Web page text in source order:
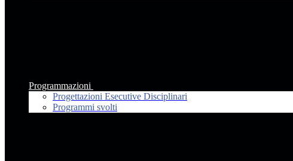
Programmazioni
Progettazioni Esecutive Disciplinari
Programmi svolti